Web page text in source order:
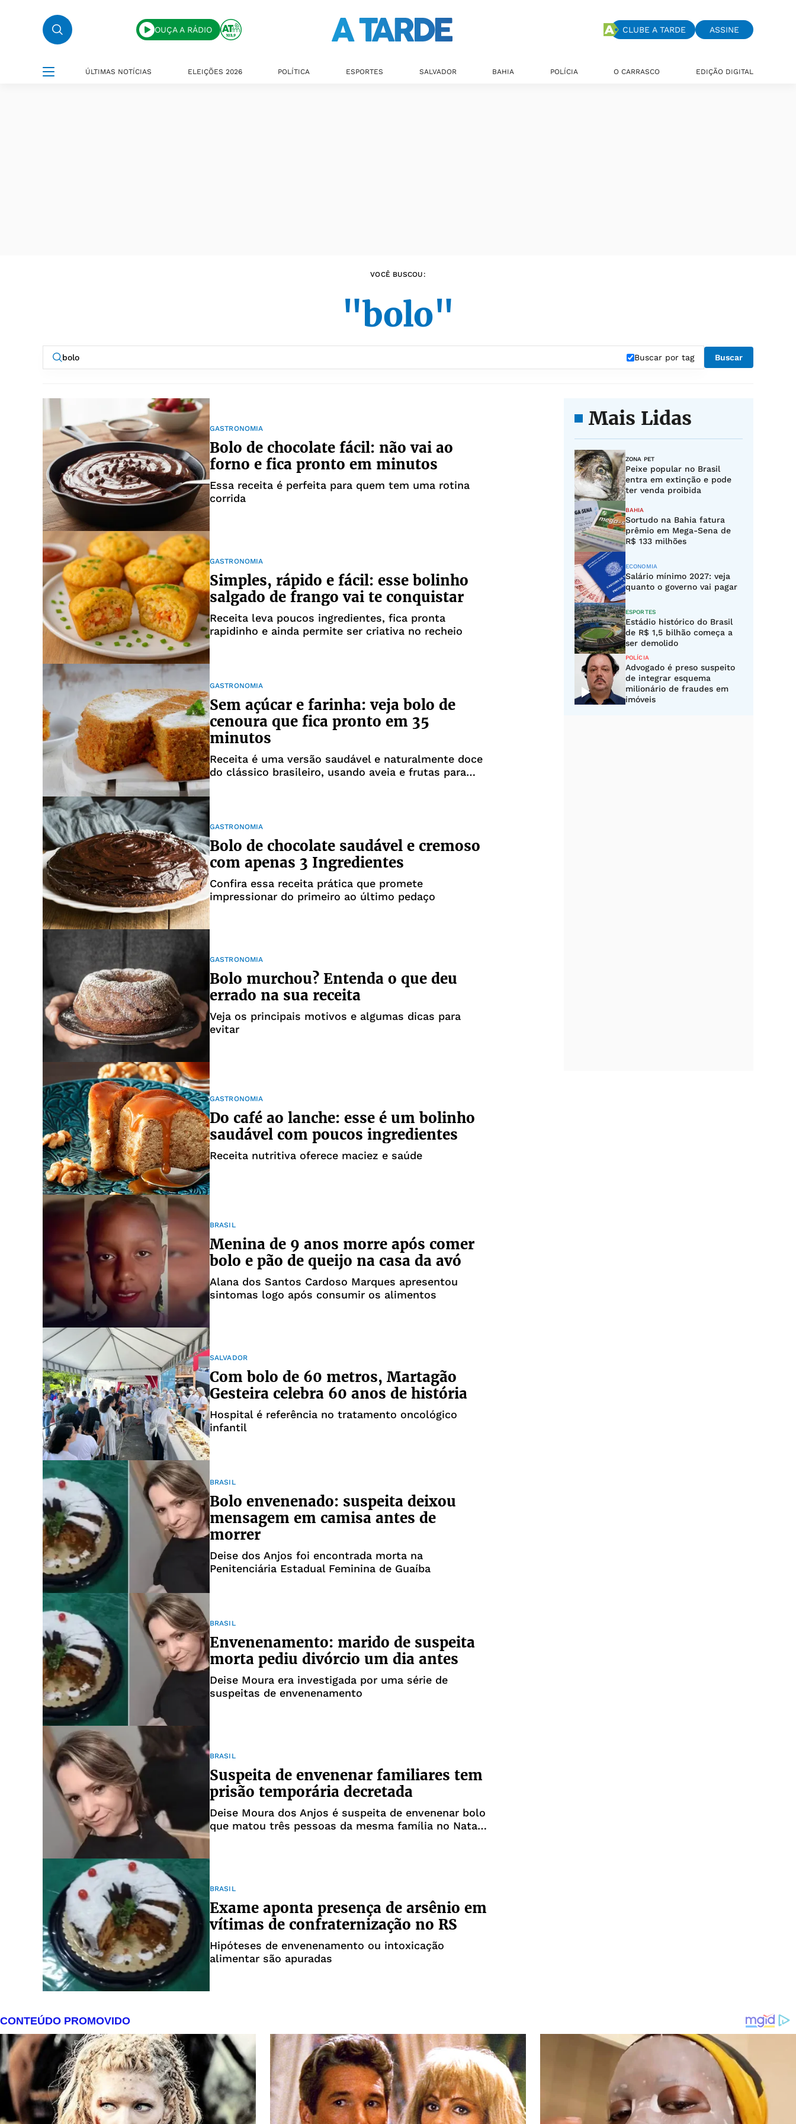
OUÇA A RÁDIO CLUBE A TARDE ASSINE
ÚLTIMAS NOTÍCIAS ELEIÇÕES 2026 POLÍTICA ESPORTES SALVADOR BAHIA POLÍCIA O CARRASCO EDIÇÃO DIGITAL
VOCÊ BUSCOU:
"bolo"
Buscar por tag Buscar
GASTRONOMIA
Bolo de chocolate fácil: não vai ao
forno e fica pronto em minutos
Essa receita é perfeita para quem tem uma rotina
corrida
GASTRONOMIA
Simples, rápido e fácil: esse bolinho
salgado de frango vai te conquistar
Receita leva poucos ingredientes, fica pronta
rapidinho e ainda permite ser criativa no recheio
GASTRONOMIA
Sem açúcar e farinha: veja bolo de
cenoura que fica pronto em 35
minutos
Receita é uma versão saudável e naturalmente doce
do clássico brasileiro, usando aveia e frutas para
GASTRONOMIA
Bolo de chocolate saudável e cremoso
com apenas 3 Ingredientes
Confira essa receita prática que promete
impressionar do primeiro ao último pedaço
GASTRONOMIA
Bolo murchou? Entenda o que deu
errado na sua receita
Veja os principais motivos e algumas dicas para
evitar
GASTRONOMIA
Do café ao lanche: esse é um bolinho
saudável com poucos ingredientes
Receita nutritiva oferece maciez e saúde
BRASIL
Menina de 9 anos morre após comer
bolo e pão de queijo na casa da avó
Alana dos Santos Cardoso Marques apresentou
sintomas logo após consumir os alimentos
SALVADOR
Com bolo de 60 metros, Martagão
Gesteira celebra 60 anos de história
Hospital é referência no tratamento oncológico
infantil
BRASIL
Bolo envenenado: suspeita deixou
mensagem em camisa antes de
morrer
Deise dos Anjos foi encontrada morta na
Penitenciária Estadual Feminina de Guaíba
BRASIL
Envenenamento: marido de suspeita
morta pediu divórcio um dia antes
Deise Moura era investigada por uma série de
suspeitas de envenenamento
BRASIL
Suspeita de envenenar familiares tem
prisão temporária decretada
Deise Moura dos Anjos é suspeita de envenenar bolo
que matou três pessoas da mesma família no Natal
BRASIL
Exame aponta presença de arsênio em
vítimas de confraternização no RS
Hipóteses de envenenamento ou intoxicação
alimentar são apuradas
Mais Lidas
ZONA PET
Peixe popular no Brasil
entra em extinção e pode
ter venda proibida
BAHIA
Sortudo na Bahia fatura
prêmio em Mega-Sena de
R$ 133 milhões
ECONOMIA
Salário mínimo 2027: veja
quanto o governo vai pagar
ESPORTES
Estádio histórico do Brasil
de R$ 1,5 bilhão começa a
ser demolido
POLÍCIA
Advogado é preso suspeito
de integrar esquema
milionário de fraudes em
imóveis